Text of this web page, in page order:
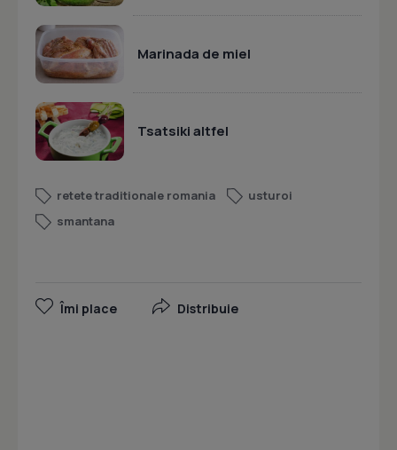
Marinada de miel
Tsatsiki altfel
retete traditionale romania
usturoi
smantana
Îmi place Distribuie